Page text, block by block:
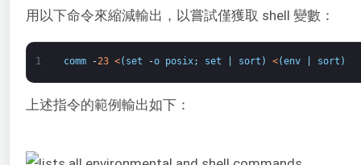
用以下命令來縮減輸出，以嘗試僅獲取 shell 變數：
1 comm -23 <( set -o posix; set sort ) <(env sort )
上述指令的範例輸出如下：